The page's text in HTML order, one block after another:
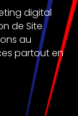
digital
de Site
au
partout en